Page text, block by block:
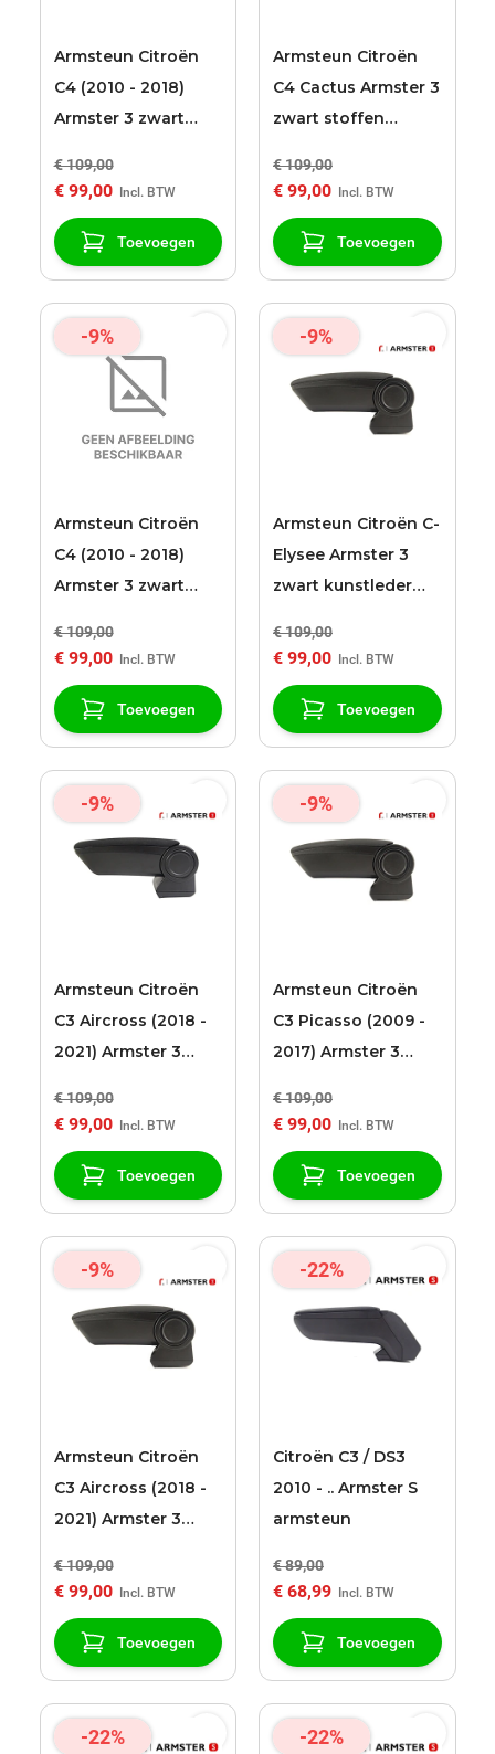
Armsteun Citroën
C4 (2010 - 2018)
Armster 3 zwart
€ 109,00
€ 99,00
Toevoegen
Armsteun Citroën
C4 Cactus Armster 3
zwart stoffen
€ 109,00
€ 99,00
Toevoegen
-9%
Armsteun Citroën
C4 (2010 - 2018)
Armster 3 zwart
€ 109,00
€ 99,00
Toevoegen
-9%
Armsteun Citroën C-
Elysee Armster 3
zwart kunstleder
€ 109,00
€ 99,00
Toevoegen
-9%
Armsteun Citroën
C3 Aircross (2018 -
2021) Armster 3
bekleding
€ 109,00
€ 99,00
Toevoegen
-9%
Armsteun Citroën
C3 Picasso (2009 -
2017) Armster 3
bekleding
€ 109,00
€ 99,00
Toevoegen
-9%
Armsteun Citroën
C3 Aircross (2018 -
2021) Armster 3
€ 109,00
€ 99,00
Toevoegen
-22%
Citroën C3 / DS3
2010 - .. Armster S
armsteun
€ 89,00
€ 68,99
Toevoegen
-22% -22%